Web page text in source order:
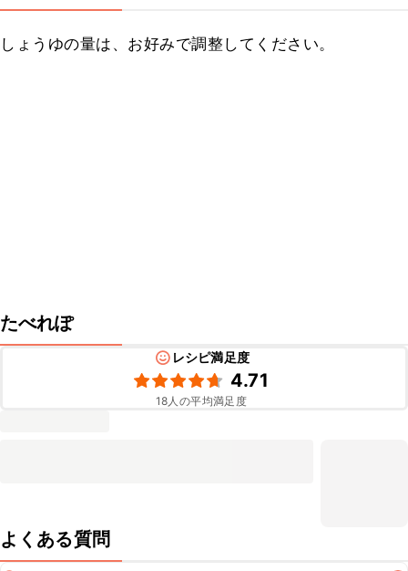
しょうゆの量は、お好みで調整してください。
たべれぽ
レシピ満足度
4.71
18人の平均満足度
よくある質問